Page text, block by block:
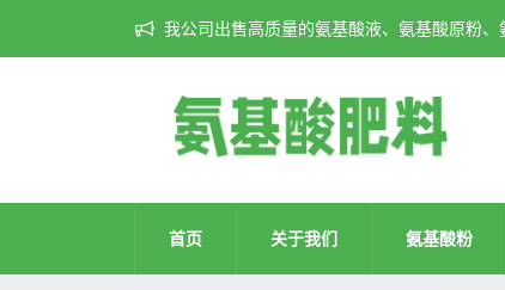
我公司出售高质量的氨基酸液、氨基酸原粉
首页 关于我们 氨基酸粉